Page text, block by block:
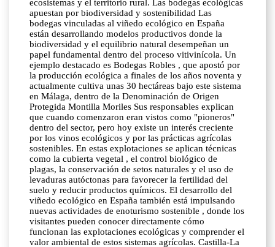
ecosistemas y el territorio rural. Las bodegas ecológicas
apuestan por biodiversidad y sostenibilidad Las
bodegas vinculadas al viñedo ecológico en España
están desarrollando modelos productivos donde la
biodiversidad y el equilibrio natural desempeñan un
papel fundamental dentro del proceso vitivinícola. Un
ejemplo destacado es Bodegas Robles , que apostó por
la producción ecológica a finales de los años noventa y
actualmente cultiva unas 30 hectáreas bajo este sistema
en Málaga, dentro de la Denominación de Origen
Protegida Montilla Moriles Sus responsables explican
que cuando comenzaron eran vistos como "pioneros"
dentro del sector, pero hoy existe un interés creciente
por los vinos ecológicos y por las prácticas agrícolas
sostenibles. En estas explotaciones se aplican técnicas
como la cubierta vegetal , el control biológico de
plagas, la conservación de setos naturales y el uso de
levaduras autóctonas para favorecer la fertilidad del
suelo y reducir productos químicos. El desarrollo del
viñedo ecológico en España también está impulsando
nuevas actividades de enoturismo sostenible , donde los
visitantes pueden conocer directamente cómo
funcionan las explotaciones ecológicas y comprender el
valor ambiental de estos sistemas agrícolas. Castilla-La